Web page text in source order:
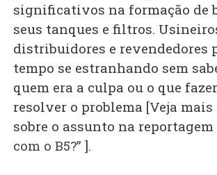
significativos na formação de
seus tanques e filtros.
distribuidores e revendedores
tempo se estranhando sem
quem era a culpa ou o que
resolver o problema [Veja
sobre o assunto na reportagem
com o B5?” ].